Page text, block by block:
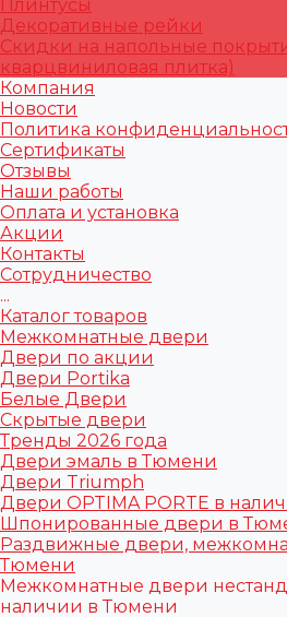
Плинтусы
Декоративные рейки
Скидки на напольные
кварцвиниловая плитка)
Компания
Новости
Политика
Сертификаты
Отзывы
Наши работы
Оплата и установка
Акции
Контакты
Сотрудничество
...
Каталог товаров
Межкомнатные двери
Двери по акции
Двери Portika
Белые Двери
Скрытые двери
Тренды 2026 года
Двери эмаль в Тюмени
Двери Triumph
Двери OPTIMA PORTE в
Шпонированные двери в
Раздвижные двери,
Тюмени
Межкомнатные двери
наличии в Тюмени